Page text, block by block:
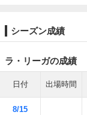
シーズン成績
ラ・リーガの成績
日付 出場時間
8/15